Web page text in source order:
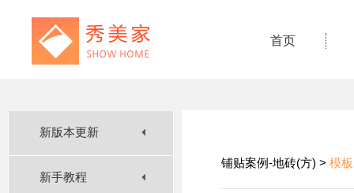
首页
新版本更新
新手教程
铺贴案例-地砖(方) > 模